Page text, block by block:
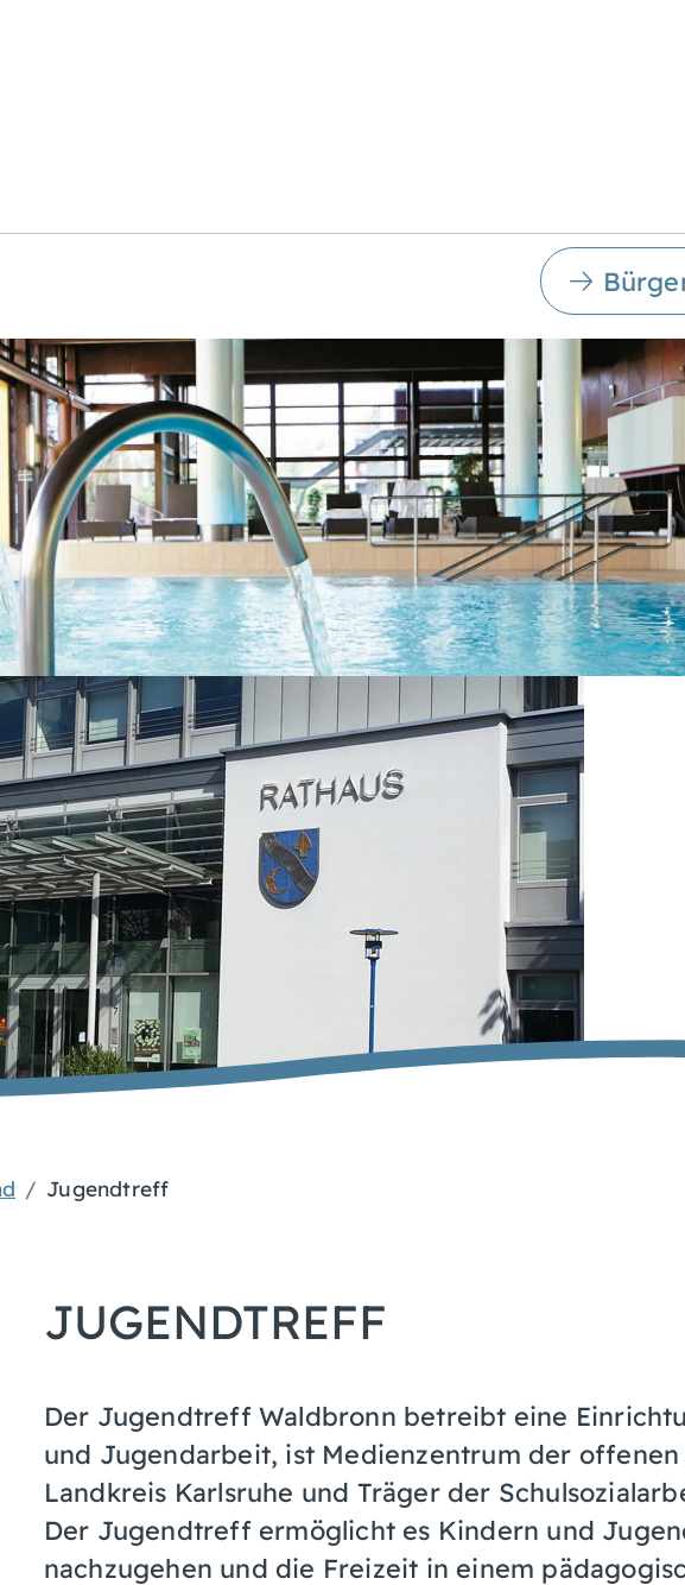
Jugendtreff
JUGENDTREFF
Der Jugendtreff Waldbronn betreibt eine
und Jugendarbeit, ist Medienzentrum der
Landkreis Karlsruhe und Träger der
Der Jugendtreff ermöglicht es Kindern und
nachzugehen und die Freizeit in einem